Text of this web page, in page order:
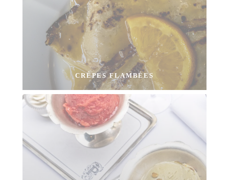
CRÊPES FLAMBÉES